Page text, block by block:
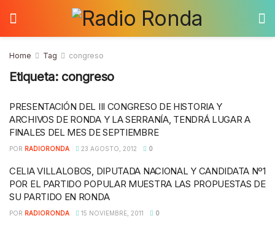
Home Tag congreso
Etiqueta: congreso
PRESENTACIÓN DEL III CONGRESO DE HISTORIA Y
ARCHIVOS DE RONDA Y LA SERRANÍA, TENDRÁ LUGAR A
FINALES DEL MES DE SEPTIEMBRE
POR RADIORONDA 23 AGOSTO, 2012 0
CELIA VILLALOBOS, DIPUTADA NACIONAL Y CANDIDATA Nº1
POR EL PARTIDO POPULAR MUESTRA LAS PROPUESTAS DE
SU PARTIDO EN RONDA
POR RADIORONDA 15 NOVIEMBRE, 2011 0